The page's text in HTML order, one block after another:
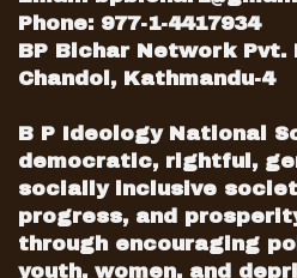
Phone: 977-1-4417934
BP Bichar Network Pvt.
Chandol, Kathmandu-4
B P Ideology National
democratic, rightful,
socially inclusive
progress, and
through encouraging
youth, women, and